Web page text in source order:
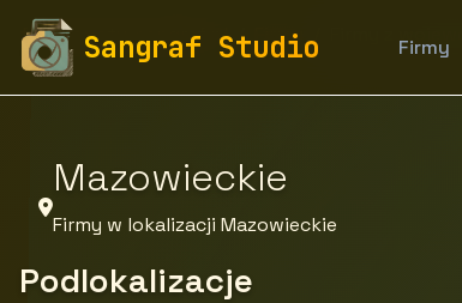
Sangraf Studio Firmy
fototapety-sangraf.pl Firmy
Mazowieckie
Firmy w lokalizacji Mazowieckie
Podlokalizacje